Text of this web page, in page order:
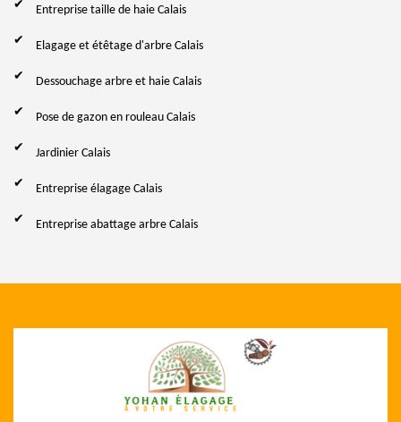
Entreprise taille de haie Calais
Elagage et étêtage d'arbre Calais
Dessouchage arbre et haie Calais
Pose de gazon en rouleau Calais
Jardinier Calais
Entreprise élagage Calais
Entreprise abattage arbre Calais